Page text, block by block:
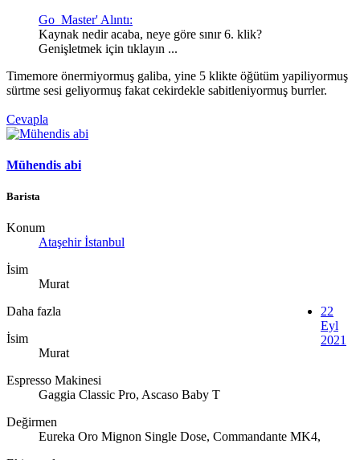
Go_Master' Alıntı:
Kaynak nedir acaba, neye göre sınır 6. klik?
Genişletmek için tıklayın ...
Timemore önermiyormuş galiba, yine 5 klikte öğütüm yapiliyormuş
sürtme sesi geliyormuş fakat cekirdekle sabitleniyormuş burrler.
Cevapla
Mühendis abi
Barista
Konum
Ataşehir İstanbul
İsim
Murat
Daha fazla
İsim
Murat
Espresso Makinesi
Gaggia Classic Pro, Ascaso Baby T
Değirmen
Eureka Oro Mignon Single Dose, Commandante MK4,
22
Eyl
2021